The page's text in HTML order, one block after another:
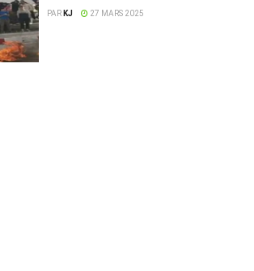
et forces de l’ordre
PAR KJ 27 MARS 2025